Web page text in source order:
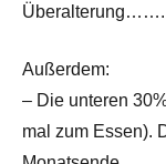
Überalterung…….
Außerdem:
– Die unteren
mal zum Essen).